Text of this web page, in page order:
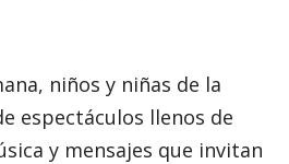
niños y niñas de la
espectáculos llenos de
y mensajes que invitan